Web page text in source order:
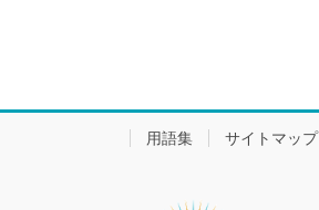
用語集 サイトマップ